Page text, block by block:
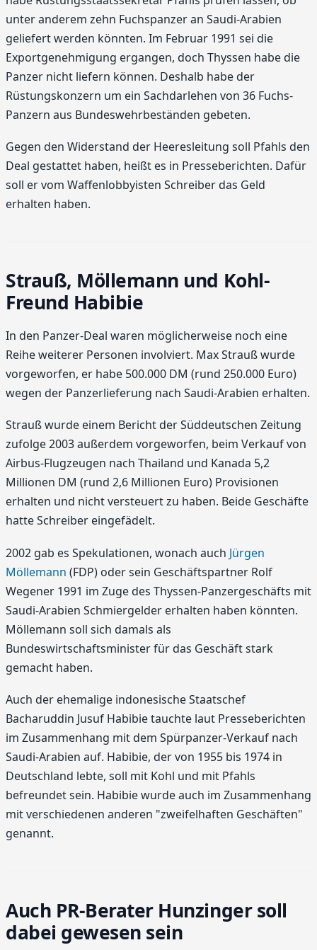
unter anderem zehn Fuchspanzer an Saudi-Arabien
geliefert werden könnten. Im Februar 1991 sei die
Exportgenehmigung ergangen, doch Thyssen habe die
Panzer nicht liefern können. Deshalb habe der
Rüstungskonzern um ein Sachdarlehen von 36 Fuchs-
Panzern aus Bundeswehrbeständen gebeten.
Gegen den Widerstand der Heeresleitung soll Pfahls den
Deal gestattet haben, heißt es in Presseberichten. Dafür
soll er vom Waffenlobbyisten Schreiber das Geld
erhalten haben.
Strauß, Möllemann und Kohl-
Freund Habibie
In den Panzer-Deal waren möglicherweise noch eine
Reihe weiterer Personen involviert. Max Strauß wurde
vorgeworfen, er habe 500.000 DM (rund 250.000 Euro)
wegen der Panzerlieferung nach Saudi-Arabien erhalten.
Strauß wurde einem Bericht der Süddeutschen Zeitung
zufolge 2003 außerdem vorgeworfen, beim Verkauf von
Airbus-Flugzeugen nach Thailand und Kanada 5,2
Millionen DM (rund 2,6 Millionen Euro) Provisionen
erhalten und nicht versteuert zu haben. Beide Geschäfte
hatte Schreiber eingefädelt.
2002 gab es Spekulationen, wonach auch Jürgen
Möllemann (FDP) oder sein Geschäftspartner Rolf
Wegener 1991 im Zuge des Thyssen-Panzergeschäfts mit
Saudi-Arabien Schmiergelder erhalten haben könnten.
Möllemann soll sich damals als
Bundeswirtschaftsminister für das Geschäft stark
gemacht haben.
Auch der ehemalige indonesische Staatschef
Bacharuddin Jusuf Habibie tauchte laut Presseberichten
im Zusammenhang mit dem Spürpanzer-Verkauf nach
Saudi-Arabien auf. Habibie, der von 1955 bis 1974 in
Deutschland lebte, soll mit Kohl und mit Pfahls
befreundet sein. Habibie wurde auch im Zusammenhang
mit verschiedenen anderen "zweifelhaften Geschäften"
genannt.
Auch PR-Berater Hunzinger soll
dabei gewesen sein